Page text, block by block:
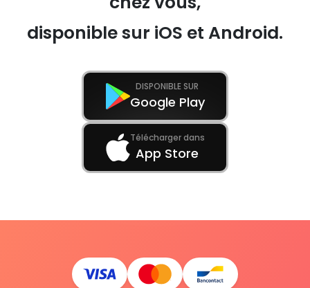
disponible sur iOS et Android.
DISPONIBLE SUR
Google Play
Télécharger dans
App Store